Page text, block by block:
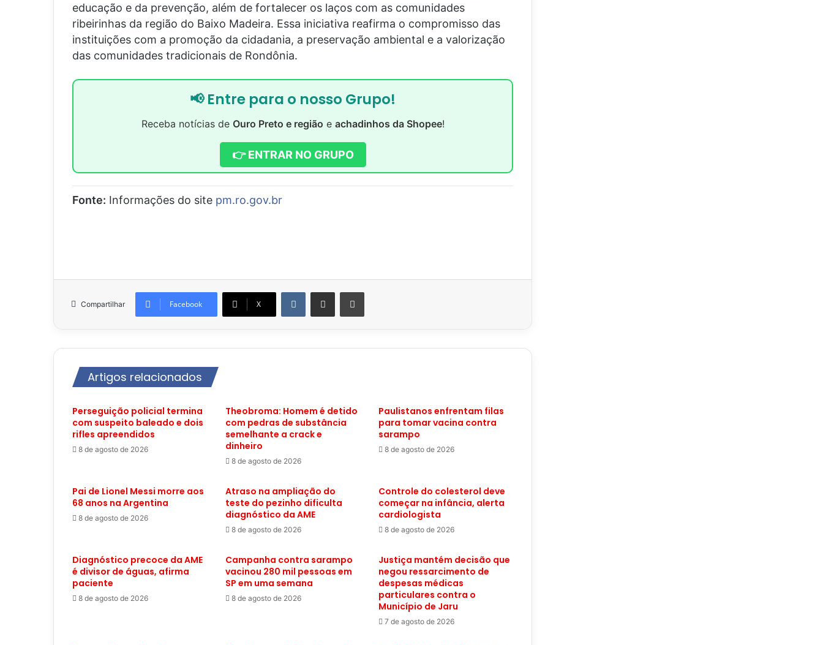
educação e da prevenção, além de fortalecer os laços com as comunidades
ribeirinhas da região do Baixo Madeira. Essa iniciativa reafirma o compromisso das
instituições com a promoção da cidadania, a preservação ambiental e a valorização
das comunidades tradicionais de Rondônia.
📢 Entre para o nosso Grupo!
Receba notícias de Ouro Preto e região e achadinhos da Shopee!
👉 ENTRAR NO GRUPO
Fonte: Informações do site pm.ro.gov.br
Compartilhar Facebook X
VK Compartilhar via e-mail Imprimir
Artigos relacionados
Perseguição policial termina
com suspeito baleado e dois
rifles apreendidos
8 de agosto de 2026
Theobroma: Homem é detido
com pedras de substância
semelhante a crack e
dinheiro
8 de agosto de 2026
Paulistanos enfrentam filas
para tomar vacina contra
sarampo
8 de agosto de 2026
Pai de Lionel Messi morre aos
68 anos na Argentina
8 de agosto de 2026
Atraso na ampliação do
teste do pezinho dificulta
diagnóstico da AME
8 de agosto de 2026
Controle do colesterol deve
começar na infância, alerta
cardiologista
8 de agosto de 2026
Diagnóstico precoce da AME
é divisor de águas, afirma
paciente
8 de agosto de 2026
Campanha contra sarampo
vacinou 280 mil pessoas em
SP em uma semana
8 de agosto de 2026
Justiça mantém decisão que
negou ressarcimento de
despesas médicas
particulares contra o
Município de Jaru
7 de agosto de 2026